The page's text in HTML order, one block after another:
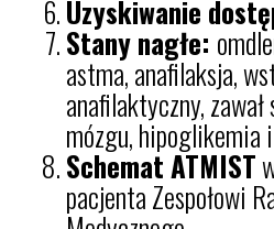
Uzyskiwanie
Stany nagłe:
astma, anafilaksja,
anafilaktyczny,
mózgu, hipoglikemia
Schemat ATMIST
pacjenta Zespołowi